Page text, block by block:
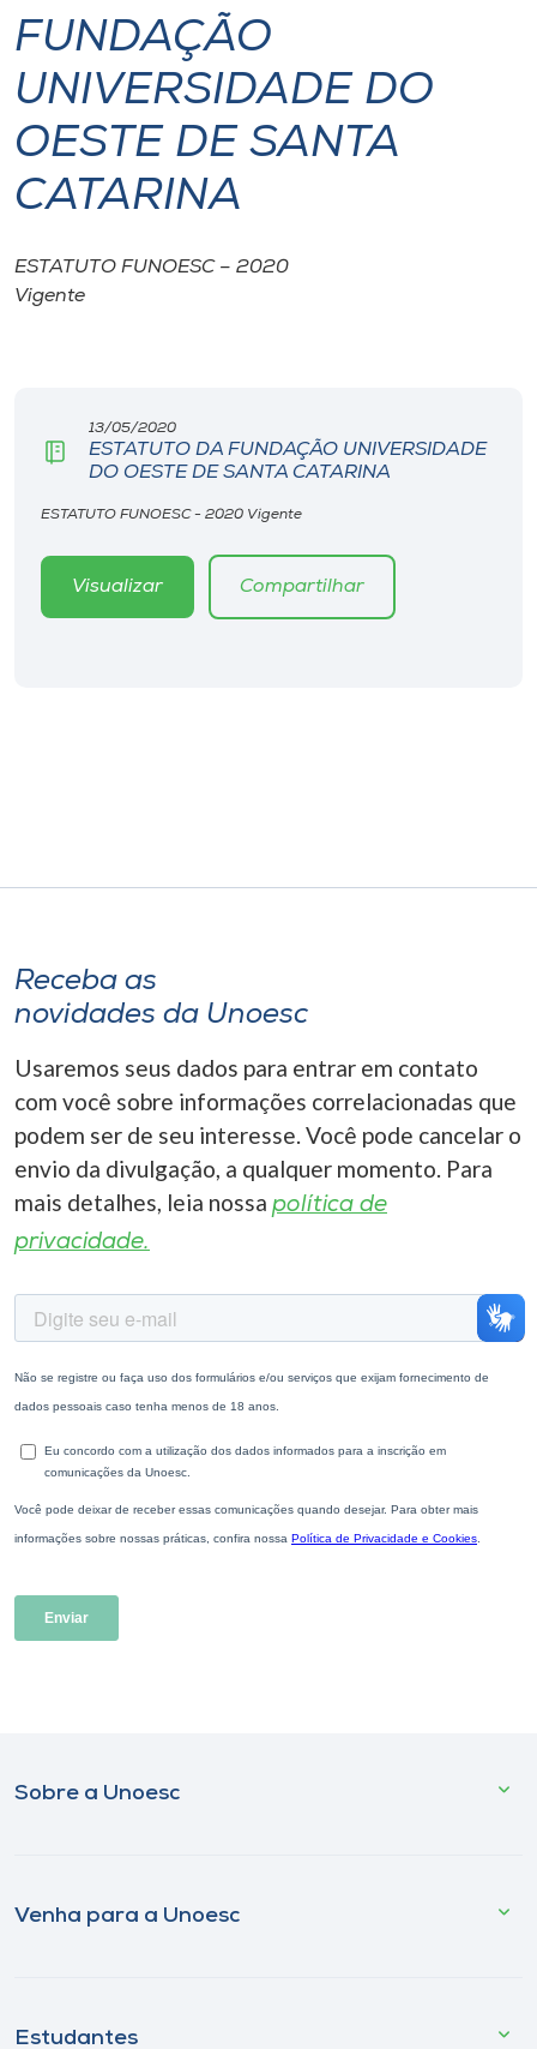
I.nova
Diplomados
Cultura
CPA
Museu
Unoesc
A+
FUNDAÇÃO
UNIVERSIDADE DO
OESTE DE SANTA
CATARINA
ESTATUTO FUNOESC – 2020
Vigente
13/05/2020
ESTATUTO DA FUNDAÇÃO UNIVERSIDADE
DO OESTE DE SANTA CATARINA
ESTATUTO FUNOESC - 2020 Vigente
Visualizar Compartilhar
Receba as
novidades da Unoesc
Usaremos seus dados para entrar em contato
com você sobre informações correlacionadas que
podem ser de seu interesse. Você pode cancelar o
envio da divulgação, a qualquer momento. Para
mais detalhes, leia nossa política de
privacidade.
Sobre a Unoesc
Venha para a Unoesc
Estudantes